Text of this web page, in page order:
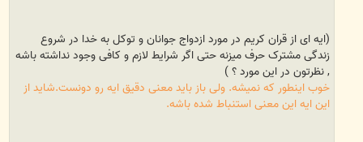
(ایه ای از قران کریم در مورد ازدواج جوانان و توکل به خدا در شروع
زندگی مشترک حرف میزنه حتی اگر شرایط لازم و کافی وجود نداشته باشه
, نظرتون در این مورد ؟ )
خوب اینطور که نمیشه. ولی باز باید معنی دقیق ایه رو دونست.شاید از
این ایه این معنی استنباط شده باشه.